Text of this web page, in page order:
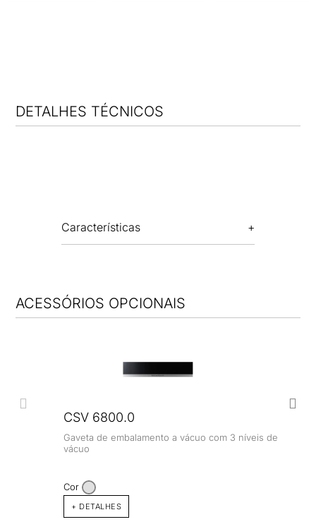
DETALHES TÉCNICOS
Características
ACESSÓRIOS OPCIONAIS
CSV 6800.0
Gaveta de embalamento a vácuo com 3 níveis de
vácuo
Cor
+ DETALHES